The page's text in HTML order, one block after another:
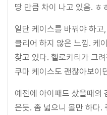
땅 만큼 차이 나고 있음. ㅎ
일단 케이스를 바꿔야 하
클리어 하지 않은 느낌. 케
찾고 있다. 헬로키티가 그
쿠마 케이스도 괜찮아보이
예전에 아이패드 샀을때의
은듯. 좀 넓으니 볼만 하다.